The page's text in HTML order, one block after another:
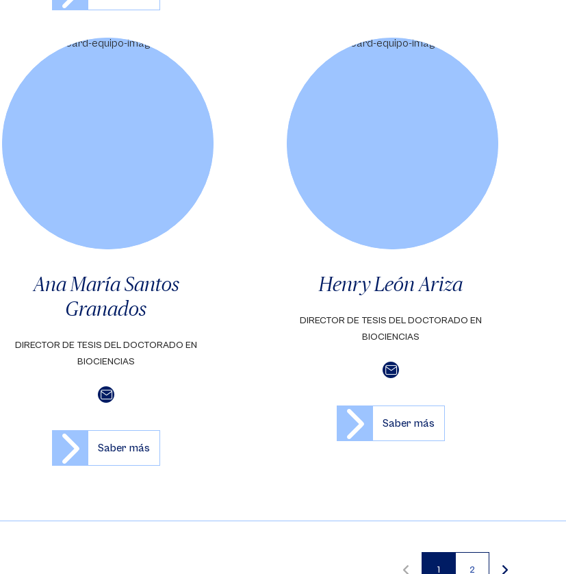
Ana María Santos
Granados
DIRECTOR DE TESIS DEL DOCTORADO EN
BIOCIENCIAS
Saber más
Henry León Ariza
DIRECTOR DE TESIS DEL DOCTORADO EN
BIOCIENCIAS
Saber más
1 2